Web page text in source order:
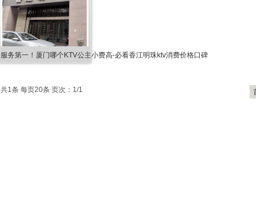
服务第一！厦门哪个KTV公主小费高-必看香江明珠ktv消费价格口碑
共1条 每页20条 页次：1/1